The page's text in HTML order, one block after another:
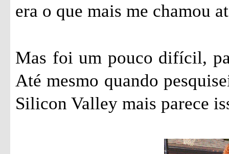
era o que mais me chamou
Mas foi um pouco difícil,
Até mesmo quando
Silicon Valley mais parece